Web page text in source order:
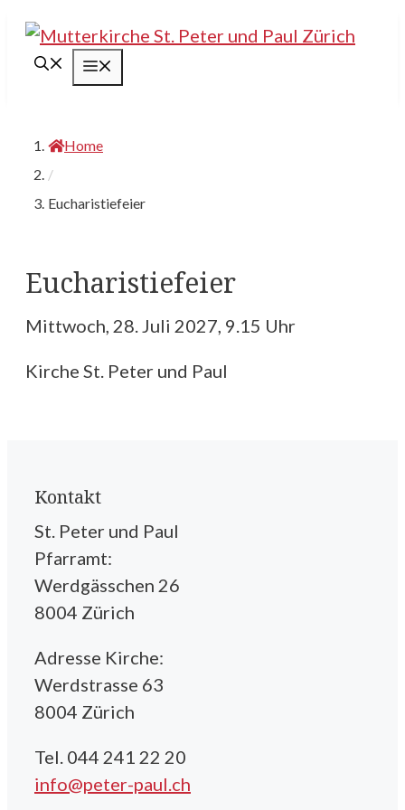
Springe
Inhalt
Home
/
Eucharistiefeier
Eucharistiefeier
Mittwoch, 28. Juli 2027, 9.15 Uhr
Kirche St. Peter und Paul
Kontakt
St. Peter und Paul
Pfarramt:
Werdgässchen 26
8004 Zürich
Adresse Kirche:
Werdstrasse 63
8004 Zürich
Tel. 044 241 22 20
info@peter-paul.ch